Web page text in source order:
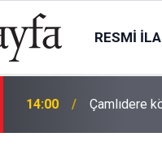
RESMI
14:00 Çamlıdere